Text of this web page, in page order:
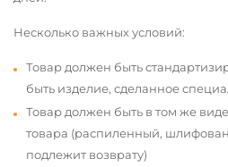
Несколько важных условий:
Товар должен быть
быть изделие, сделанное
Товар должен быть в том же
товара (распиленный,
подлежит возврату)